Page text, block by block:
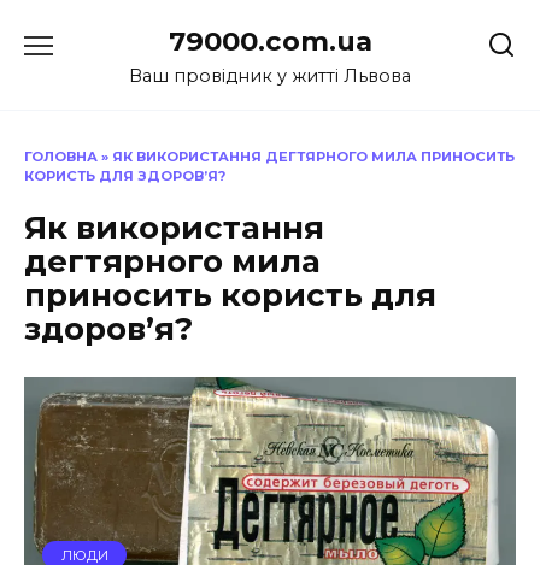
до
79000.com.ua
Ваш провідник у житті Львова
ГОЛОВНА » ЯК ВИКОРИСТАННЯ ДЕГТЯРНОГО МИЛА ПРИНОСИТЬ
КОРИСТЬ ДЛЯ ЗДОРОВ’Я?
Як використання
дегтярного мила
приносить користь для
здоров’я?
ЛЮДИ